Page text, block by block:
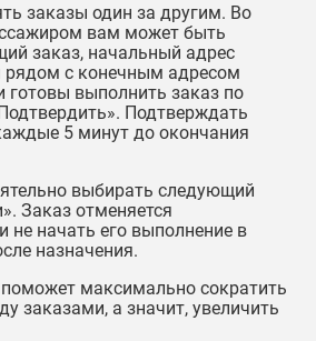
заказы один за другим. Во
вам может быть
заказ, начальный адрес
рядом с конечным адресом
готовы выполнить заказ по
Подтверждать
5 минут до окончания
выбирать следующий
Заказ отменяется
не начать его выполнение в
назначения.
максимально сократить
заказами, а значит, увеличить